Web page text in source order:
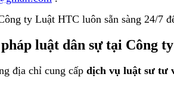
ty Luật HTC luôn sẵn sàng 24/7
luật dân sự tại Công
địa chỉ cung cấp dịch vụ luật sư tư